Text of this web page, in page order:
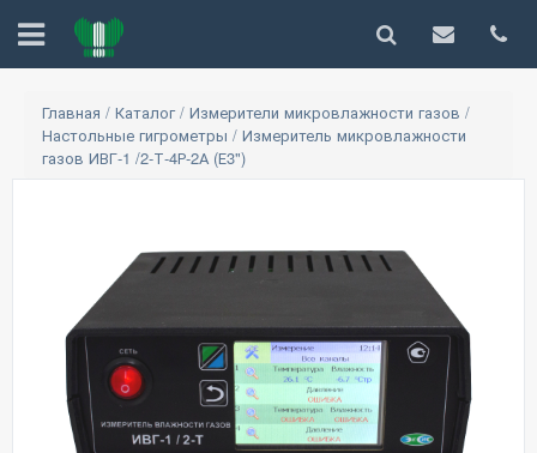
Главная / Каталог/ Измерители микровлажности газов /
Настольные гигрометры / Измеритель микровлажности
газов ИВГ-1 /2-Т-4Р-2А (Е3")